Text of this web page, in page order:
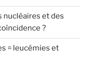
nucléaires et des
?
= leucémies et